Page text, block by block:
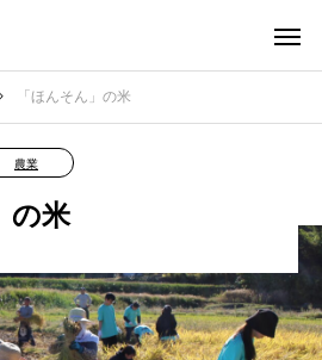
「ほんそん」の米
農業
の米